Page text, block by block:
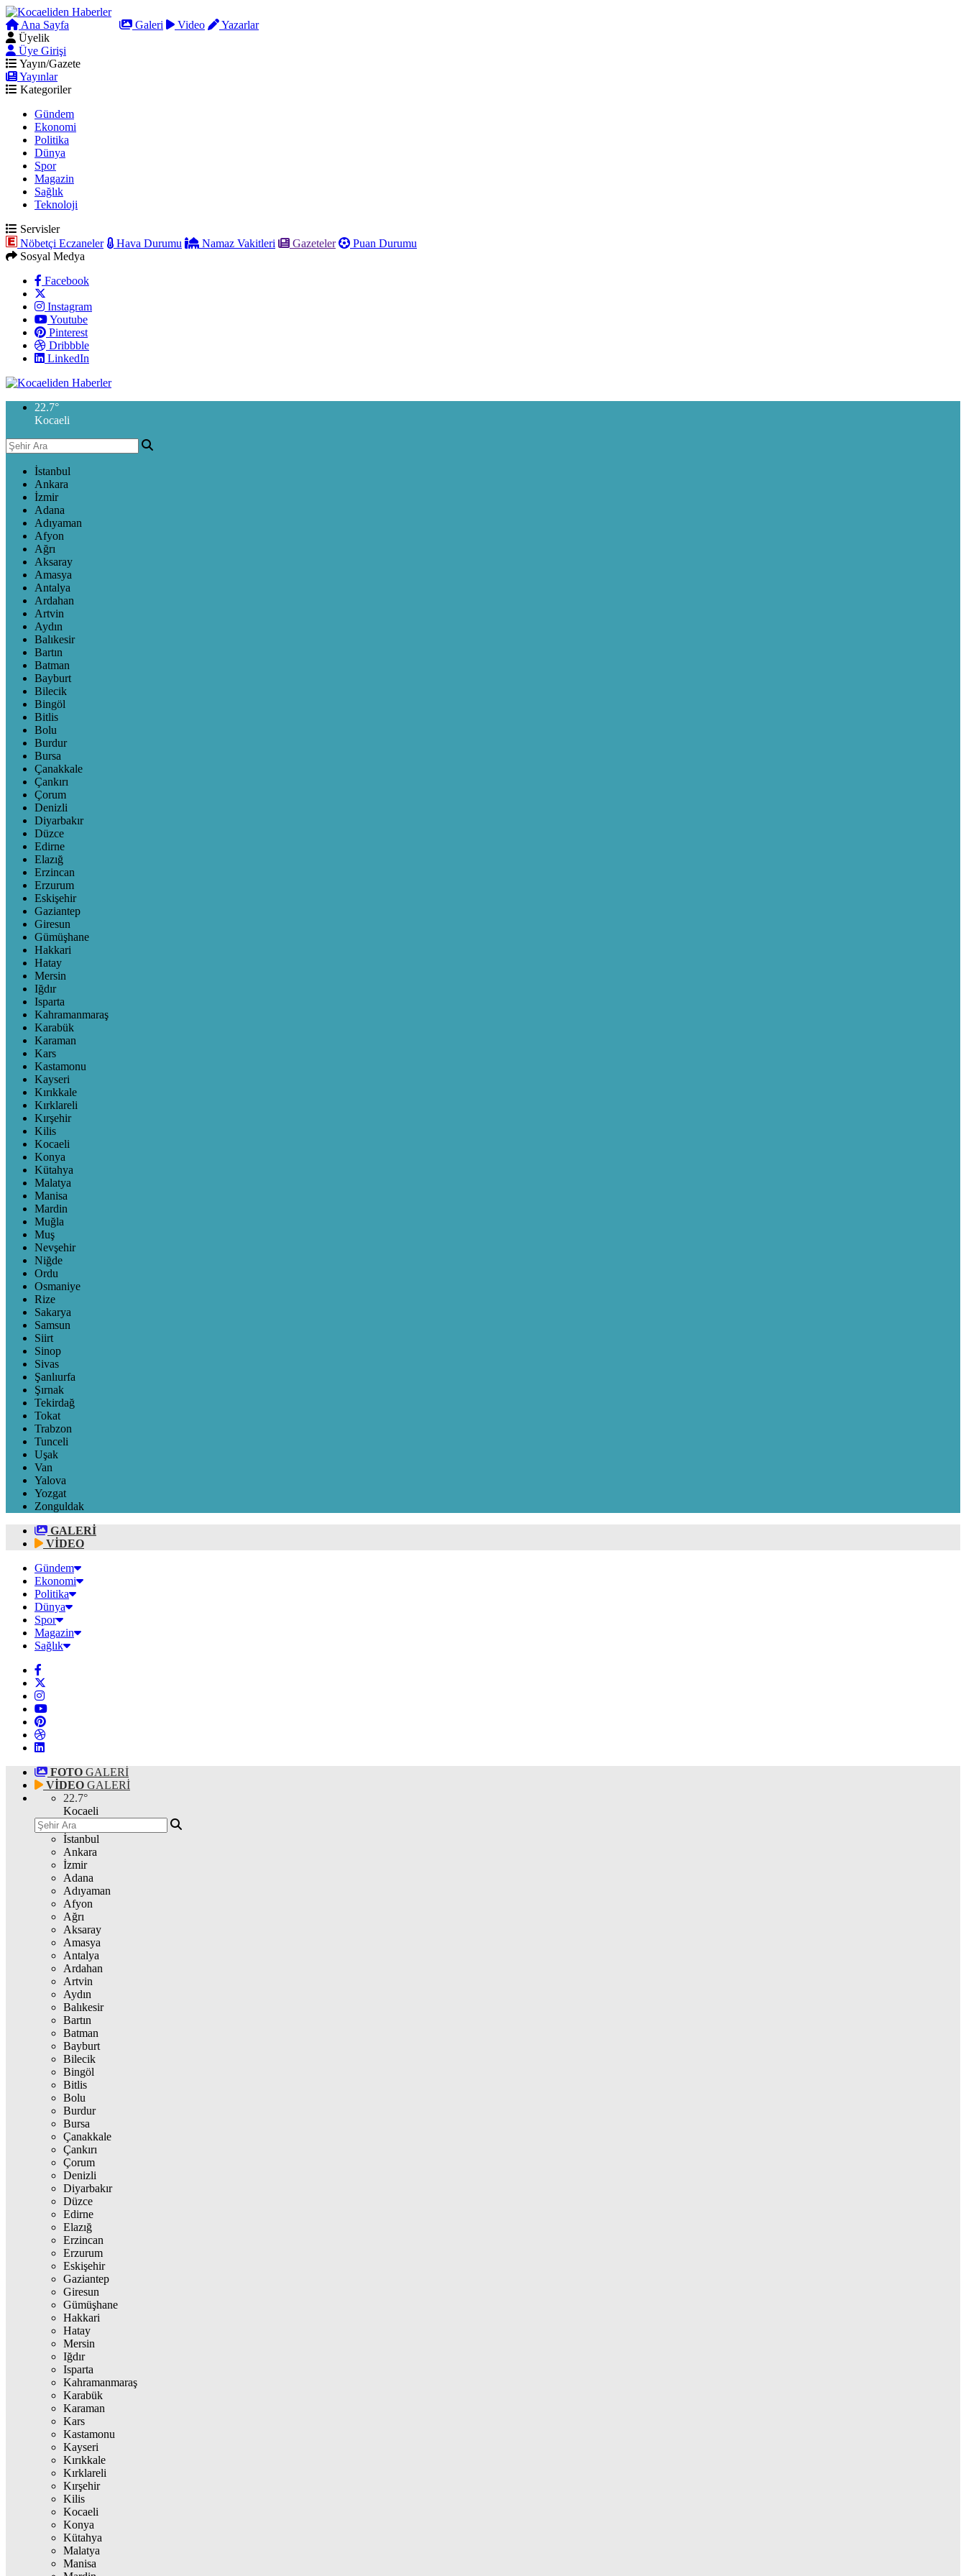
Ana Sayfa Galeri Video
Yazarlar
Üyelik
Üye Girişi
Yayın/Gazete
Yayınlar
Kategoriler
Gündem
Ekonomi
Politika
Dünya
Spor
Magazin
Sağlık
Teknoloji
Servisler
Nöbetçi Eczaneler
Hava Durumu Namaz Vakitleri Gazeteler
Puan Durumu
Sosyal Medya
Facebook
Instagram
Youtube
Pinterest
Dribbble
LinkedIn
22.7°
Kocaeli
İstanbul
Ankara
İzmir
Adana
Adıyaman
Afyon
Ağrı
Aksaray
Amasya
Antalya
Ardahan
Artvin
Aydın
Balıkesir
Bartın
Batman
Bayburt
Bilecik
Bingöl
Bitlis
Bolu
Burdur
Bursa
Çanakkale
Çankırı
Çorum
Denizli
Diyarbakır
Düzce
Edirne
Elazığ
Erzincan
Erzurum
Eskişehir
Gaziantep
Giresun
Gümüşhane
Hakkari
Hatay
Mersin
Iğdır
Isparta
Kahramanmaraş
Karabük
Karaman
Kars
Kastamonu
Kayseri
Kırıkkale
Kırklareli
Kırşehir
Kilis
Kocaeli
Konya
Kütahya
Malatya
Manisa
Mardin
Muğla
Muş
Nevşehir
Niğde
Ordu
Osmaniye
Rize
Sakarya
Samsun
Siirt
Sinop
Sivas
Şanlıurfa
Şırnak
Tekirdağ
Tokat
Trabzon
Tunceli
Uşak
Van
Yalova
Yozgat
Zonguldak
GALERİ
VİDEO
Gündem
Ekonomi
Politika
Dünya
Spor
Magazin
Sağlık
FOTO GALERİ
VİDEO GALERİ
22.7°
Kocaeli
İstanbul
Ankara
İzmir
Adana
Adıyaman
Afyon
Ağrı
Aksaray
Amasya
Antalya
Ardahan
Artvin
Aydın
Balıkesir
Bartın
Batman
Bayburt
Bilecik
Bingöl
Bitlis
Bolu
Burdur
Bursa
Çanakkale
Çankırı
Çorum
Denizli
Diyarbakır
Düzce
Edirne
Elazığ
Erzincan
Erzurum
Eskişehir
Gaziantep
Giresun
Gümüşhane
Hakkari
Hatay
Mersin
Iğdır
Isparta
Kahramanmaraş
Karabük
Karaman
Kars
Kastamonu
Kayseri
Kırıkkale
Kırklareli
Kırşehir
Kilis
Kocaeli
Konya
Kütahya
Malatya
Manisa